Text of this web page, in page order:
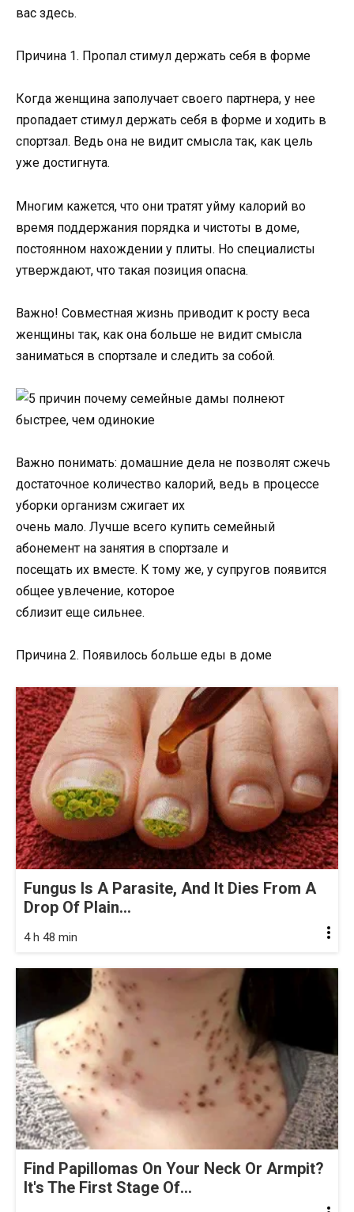
вас здесь.
Причина 1. Пропал стимул держать себя в форме
Когда женщина заполучает своего партнера, у нее
пропадает стимул держать себя в форме и ходить в
спортзал. Ведь она не видит смысла так, как цель
уже достигнута.
Многим кажется, что они тратят уйму калорий во
время поддержания порядка и чистоты в доме,
постоянном нахождении у плиты. Но специалисты
утверждают, что такая позиция опасна.
Важно! Совместная жизнь приводит к росту веса
женщины так, как она больше не видит смысла
заниматься в спортзале и следить за собой.
Важно понимать: домашние дела не позволят сжечь
достаточное количество калорий, ведь в процессе
уборки организм сжигает их
очень мало. Лучше всего купить семейный
абонемент на занятия в спортзале и
посещать их вместе. К тому же, у супругов появится
общее увлечение, которое
сблизит еще сильнее.
Причина 2. Появилось больше еды в доме
Fungus Is A Parasite, And It Dies From A
Drop Of Plain...
4 h 48 min
Find Papillomas On Your Neck Or Armpit?
It's The First Stage Of...